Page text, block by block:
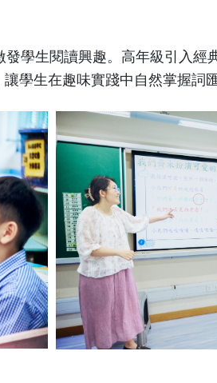
學生閱讀興趣。高年級引入經
學生在趣味實踐中自然掌握詞